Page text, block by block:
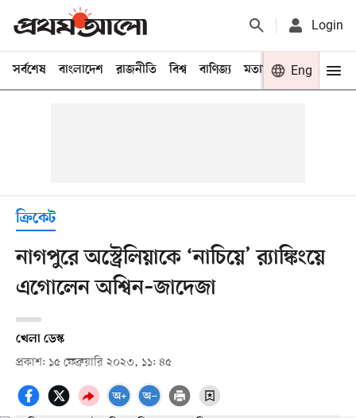
Login
সর্বশেষ বাংলাদেশ রাজনীতি বিশ্ব বাণিজ্য মতামত খেলা
Eng
ক্রিকেট
নাগপুরে অস্ট্রেলিয়াকে ‘নাচিয়ে’ র‍্যাঙ্কিংয়ে
এগোলেন অশ্বিন–জাদেজা
খেলা ডেস্ক
প্রকাশ: ১৫ ফেব্রুয়ারি ২০২৩, ১১: ৪৫